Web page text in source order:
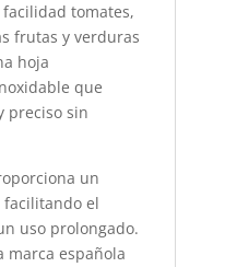
tomates,
frutas y verduras
hoja
que
preciso sin
un
facilitando el
uso prolongado.
marca española